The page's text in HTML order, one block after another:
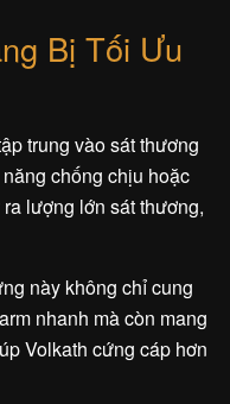
Bị Tối Ưu
trung vào sát thương
chống chịu hoặc
lượng lớn sát thương,
này không chỉ cung
nhanh mà còn mang
Volkath cứng cáp hơn